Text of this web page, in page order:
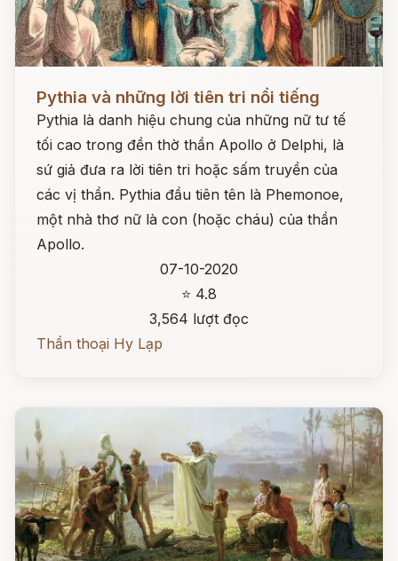
Pythia và những lời tiên tri nổi tiếng
Pythia là danh hiệu chung của những nữ tư tế
tối cao trong đền thờ thần Apollo ở Delphi, là
sứ giả đưa ra lời tiên tri hoặc sấm truyền của
các vị thần. Pythia đầu tiên tên là Phemonoe,
một nhà thơ nữ là con (hoặc cháu) của thần
Apollo.
07-10-2020
⭐ 4.8
3,564 lượt đọc
Thần thoại Hy Lạp